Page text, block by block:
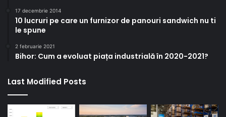
17 decembrie 2014
10 lucruri pe care un furnizor de panouri sandwich nu ti
le spune
2 februarie 2021
Bihor: Cum a evoluat piața industrială în 2020-2021?
Last Modified Posts